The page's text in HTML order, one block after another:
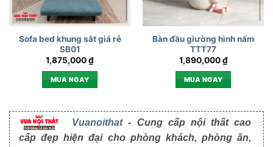
Sofa bed khung sắt giá rẻ
SB01
1,875,000₫
MUA NGAY
Bàn đầu giường hình nấm
TTT77
1,890,000₫
MUA NGAY
Vuanoithat- Cung cấp nội thất cao
cấp đẹp hiện đại cho phòng khách, phòng ăn,